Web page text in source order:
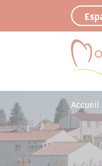
Accueil
Panneau de gestion